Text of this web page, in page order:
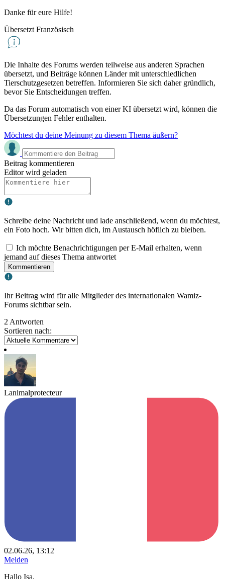
Danke für eure Hilfe!
Übersetzt Französisch
Die Inhalte des Forums werden teilweise aus anderen Sprachen
übersetzt, und Beiträge können Länder mit unterschiedlichen
Tierschutzgesetzen betreffen. Informieren Sie sich daher gründlich,
bevor Sie Entscheidungen treffen.
Da das Forum automatisch von einer KI übersetzt wird, können die
Übersetzungen Fehler enthalten.
Möchtest du deine Meinung zu diesem Thema äußern?
Beitrag kommentieren
Editor wird geladen
Schreibe deine Nachricht und lade anschließend, wenn du möchtest,
ein Foto hoch. Wir bitten dich, im Austausch höflich zu bleiben.
Ich möchte Benachrichtigungen per E-Mail erhalten, wenn
jemand auf dieses Thema antwortet
Kommentieren
Ihr Beitrag wird für alle Mitglieder des internationalen Wamiz-
Forums sichtbar sein.
2 Antworten
Sortieren nach:
Lanimalprotecteur
02.06.26, 13:12
Melden
Hallo Isa,